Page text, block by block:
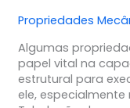
Propriedades
Algumas
papel vital na
estrutural para
ele,